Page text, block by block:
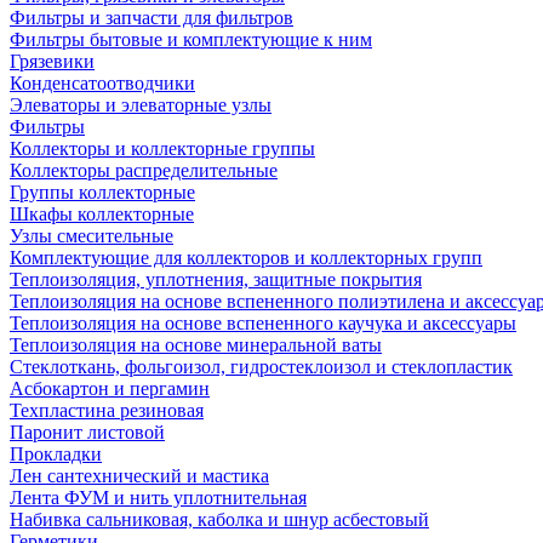
Фильтры и запчасти для фильтров
Фильтры бытовые и комплектующие к ним
Грязевики
Конденсатоотводчики
Элеваторы и элеваторные узлы
Фильтры
Коллекторы и коллекторные группы
Коллекторы распределительные
Группы коллекторные
Шкафы коллекторные
Узлы смесительные
Комплектующие для коллекторов и коллекторных групп
Теплоизоляция, уплотнения, защитные покрытия
Теплоизоляция на основе вспененного полиэтилена и
Теплоизоляция на основе вспененного каучука и аксессуары
Теплоизоляция на основе минеральной ваты
Стеклоткань, фольгоизол, гидростеклоизол и стеклопластик
Асбокартон и пергамин
Техпластина резиновая
Паронит листовой
Прокладки
Лен сантехнический и мастика
Лента ФУМ и нить уплотнительная
Набивка сальниковая, каболка и шнур асбестовый